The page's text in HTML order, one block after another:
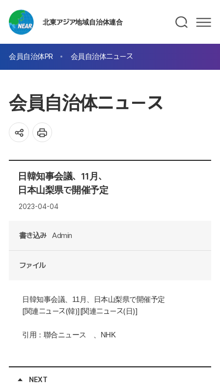
北東アジア地域自治体連合
会員自治体PR 会員自治体ニュース
会員自治体ニュース
日韓知事会議、11月、
日本山梨県で開催予定
2023-04-04
書き込み Admin
ファイル
日韓知事会議、 11 月、日本山梨県で開催予定
[関連ニュース(韓)][関連ニュース(日)]
引用：聯合ニュース 、 NHK
NEXT